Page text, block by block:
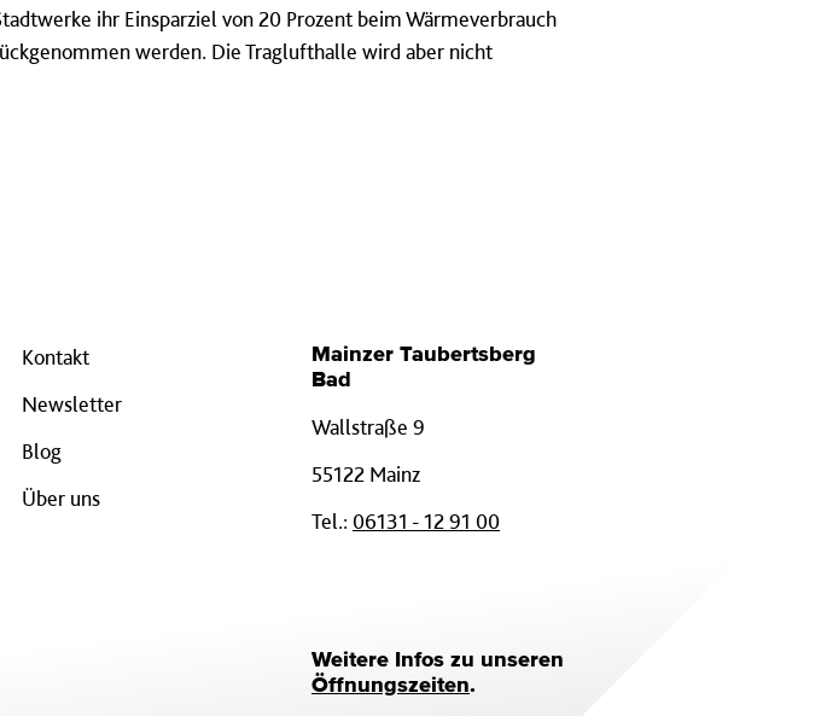
ihr Einsparziel von 20 Prozent beim Wärmeverbrauch
werden. Die Traglufthalle wird aber nicht
Kontakt
Newsletter
Blog
Über uns
Mainzer Taubertsberg
Bad
Wallstraße 9
55122 Mainz
Tel.: 06131 - 12 91 00
Weitere Infos zu unseren
Öffnungszeiten.